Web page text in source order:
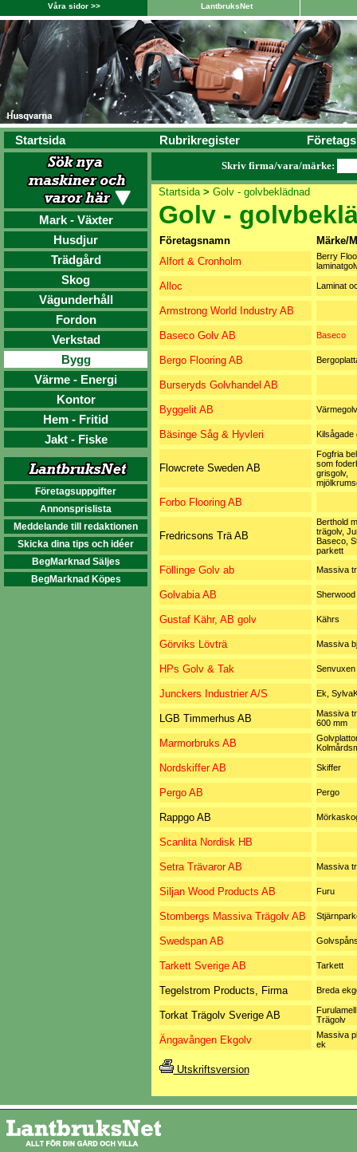
Våra sidor >> LantbruksNet
Startsida Rubrikregister
Mark - Växter
Husdjur
Trädgård
Skog
Vägunderhåll
Fordon
Verkstad
Bygg
Värme - Energi
Kontor
Hem - Fritid
Jakt - Fiske
Företagsuppgifter
Annonsprislista
Meddelande till redaktionen
Skicka dina tips och idéer
BegMarknad Säljes
BegMarknad Köpes
Skriv firma/vara/märke:
Startsida> Golv - golvbeklädnad
Golv -
Företagsnamn
Märke/
Alfort & Cronholm
Berry
Alloc Laminat
Armstrong World Industry AB
Baseco Golv AB Baseco
Bergo Flooring AB
Burseryds Golvhandel AB
Byggelit AB Värmegolv
Bäsinge Såg & Hyvleri Kilsågade
Flowcrete Sweden AB
Fogfria
som
grisgolv,
Forbo Flooring AB
Fredricsons Trä AB
Berthold
trägolv,
Baseco,
parkett
Föllinge Golv ab Massiva
Golvabia AB Sherwood
Gustaf Kähr, AB golv Kährs
Görviks Lövträ Massiva
HPs Golv & Tak Senvuxen
Junckers Industrier A/S Ek,
LGB Timmerhus AB
Massiva
600 mm
Marmorbruks AB
Nordskiffer AB Skiffer
Pergo AB Pergo
Rappgo AB
Scanlita Nordisk HB
Setra Trävaror AB Massiva
Siljan Wood Products AB Furu
Stombergs Massiva Trägolv AB
Swedspan AB
Tarkett Sverige AB Tarkett
Tegelstrom Products, Firma Breda
Torkat Trägolv Sverige AB
Trägolv
Ängavången Ekgolv
Massiva
ek
Utskriftsversion